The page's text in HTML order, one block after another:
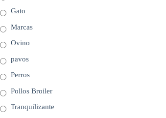
Gato
Marcas
Ovino
pavos
Perros
Pollos Broiler
Tranquilizante